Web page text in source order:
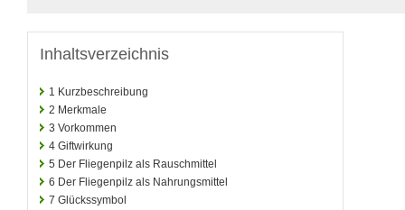
Inhaltsverzeichnis
1 Kurzbeschreibung
2 Merkmale
3 Vorkommen
4 Giftwirkung
5 Der Fliegenpilz als Rauschmittel
6 Der Fliegenpilz als Nahrungsmittel
7 Glückssymbol